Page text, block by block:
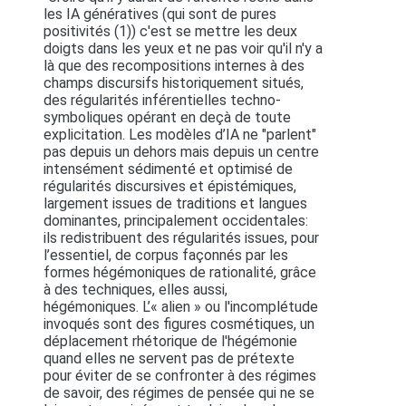
les IA génératives (qui sont de pures
positivités (1)) c'est se mettre les deux
doigts dans les yeux et ne pas voir qu'il n'y a
là que des recompositions internes à des
champs discursifs historiquement situés,
des régularités inférentielles techno-
symboliques opérant en deçà de toute
explicitation. Les modèles d’IA ne "parlent"
pas depuis un dehors mais depuis un centre
intensément sédimenté et optimisé de
régularités discursives et épistémiques,
largement issues de traditions et langues
dominantes, principalement occidentales:
ils redistribuent des régularités issues, pour
l’essentiel, de corpus façonnés par les
formes hégémoniques de rationalité, grâce
à des techniques, elles aussi,
hégémoniques. L’« alien » ou l'incomplétude
invoqués sont des figures cosmétiques, un
déplacement rhétorique de l'hégémonie
quand elles ne servent pas de prétexte
pour éviter de se confronter à des régimes
de savoir, des régimes de pensée qui ne se